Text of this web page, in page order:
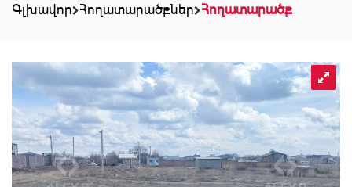
Գլխավոր Հողատարածքներ Հողատարածք